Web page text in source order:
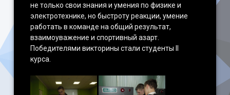
не только свои знания и умения по физике и
электротехнике, но быстроту реакции, умение
работать в команде на общий результат,
взаимоуважение и спортивный азарт.
Победителями викторины стали студенты II
курса.